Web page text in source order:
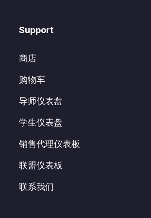
Support
商店
购物车
导师仪表盘
学生仪表盘
销售代理仪表板
联盟仪表板
联系我们